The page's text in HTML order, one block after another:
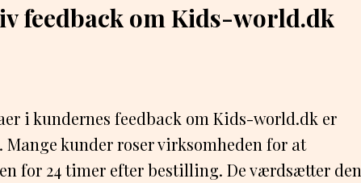
feedback om Kids-world.dk
i kundernes feedback om Kids-world.dk er
kunder roser virksomheden for at
for 24 timer efter bestilling. De værdsætter den